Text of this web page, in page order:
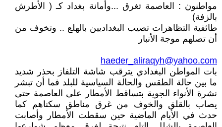
مواطنون : العاصمة تغرق ...وأمانة بغداد كـ ( الأطرش
بالزفة)
طائفية التظاهرات تصيب البغداديين بالهلع .. وتخوف من
أن تصلهم موجة الأنبار
haeder_aliraqyh@yahoo.com
بات المواطن البغدادي يترقب شاشة التلفاز بحذر شديد
ما بين حالة الطقس والحالة السياسية للبلد فما أن تبشر
نشرة الأنواء الجوية بتساقط الأمطار على العاصمة حتى
يصاب بالقلق والخوف من غرق مناطق سكناهم كما
حدث في الأيام الماضية حين سقطت الأمطار وأصابت